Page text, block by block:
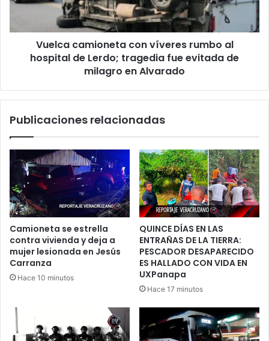
hospital
Lerdo;
tragedia
milagro
Alvarado
Vuelca camioneta con víveres rumbo al
hospital de Lerdo; tragedia fue evitada de
milagro en Alvarado
Publicaciones relacionadas
Camioneta se estrella
contra vivienda y deja a
mujer lesionada en Jesús
Carranza
Hace 10 minutos
QUINCE DÍAS EN LAS
ENTRAÑAS DE LA TIERRA:
PESCADOR DESAPARECIDO
ES HALLADO CON VIDA EN
UXPanapa
Hace 17 minutos